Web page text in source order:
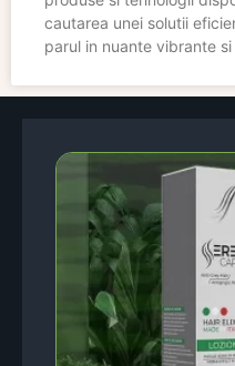
cautarea unei solutii
parul in nuante vibrante